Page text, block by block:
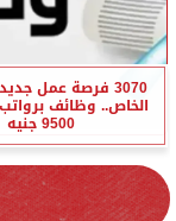
3070 فرصة عمل
الخاص.. وظائف
9500 جنيه